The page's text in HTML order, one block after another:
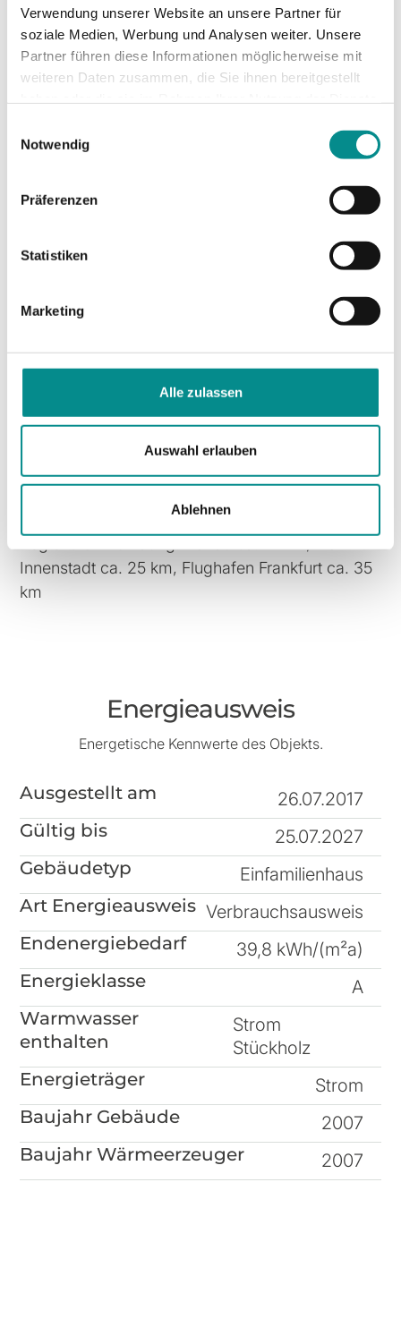
Verwendung unserer Website an unsere Partner für
soziale Medien, Werbung und Analysen weiter. Unsere
Partner führen diese Informationen möglicherweise mit
weiteren Daten zusammen, die Sie ihnen bereitgestellt
Notwendig
Präferenzen
Statistiken
Marketing
Alle zulassen
Auswahl erlauben
Ablehnen
Taunus und Spessart.
Entfernungen:
Bildung: Kindergärten ca. 100 m–1,5 km,
Grundschule ca. 1,0 km, weiterführende Schulen
Gesundheit: Haus- und Zahnärzte ca. 1–3 km,
Krankenhaus in Hanau ca. 10 km
Einkauf: Einkaufsmöglichkeiten des täglichen
Bedarfs ca. 1–3 km, größere Supermärkte und
Gastronomie: Restaurants, Cafés und weitere
Autobahnanschlüsse ca. 10–15 km
Freizeit: Spielplätze und Sportanlagen ca. 500 m–
2 km, zahlreiche Rad- und Spazierwege im
Innenstadt ca. 25 km, Flughafen Frankfurt ca. 35
km
Energieausweis
Energetische Kennwerte des Objekts.
Ausgestellt am
26.07.2017
Gültig bis
25.07.2027
Gebäudetyp
Einfamilienhaus
Art Energieausweis Verbrauchsausweis
Endenergiebedarf
39,8 kWh/(m²a)
Energieklasse
A
Warmwasser
enthalten
Strom
Stückholz
Energieträger
Strom
Baujahr Gebäude
2007
Baujahr Wärmeerzeuger
2007